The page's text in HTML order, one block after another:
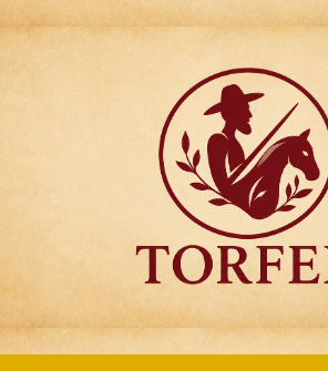
Articulos para
Regalo Torfer.